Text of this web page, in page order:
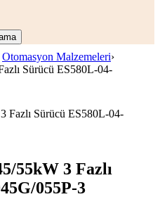
Otomasyon Malzemeleri›
Sürücü ES580L-04-
55kW 3 Fazlı
055P-3